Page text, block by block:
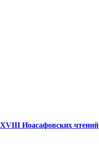
Иоасафовских чтений